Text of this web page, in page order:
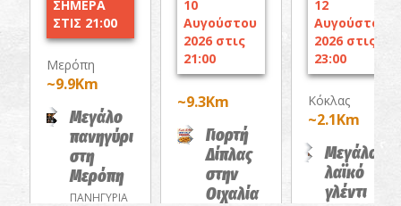
ΣΗΜΕΡΑ
ΣΤΙΣ 21:00
Μερόπη
~9.9Km
Μεγάλο
πανηγύρι
στη
Μερόπη
ΠΑΝΗΓΥΡΙΑ
10
Αυγούστου
2026 στις
21:00
~9.3Km
Γιορτή
Δίπλας
στην
Οιχαλία
12
Αυγούστου
2026 στις
23:00
Κόκλας
~2.1Km
Μεγάλο
λαϊκό
γλέντι